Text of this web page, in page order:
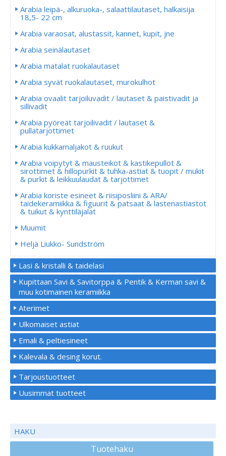
Arabia leipä-, alkuruoka-, salaattilautaset, halkaisija
18,5- 22 cm
Arabia varaosat, alustassit, kannet, kupit, jne
Arabia seinälautaset
Arabia matalat ruokalautaset
Arabia syvät ruokalautaset, murokulhot
Arabia ovaalit tarjoiluvadit / lautaset & paistivadit ja
sillivadit
Arabia pyöreät tarjoilivadit / lautaset &
pullatarjottimet
Arabia kukkamaljakot & ruukut
Arabia voipytyt & mausteikot & kastikepullot &
sirottimet & hillopurkit & tuhka-astiat & tuopit / mukit
& purkit & leikkuulaudat & tarjottimet
Arabia koriste esineet & riisiposliini & ARA/
taidekeramiikka & figuurit & patsaat & lastenastiastot
& tuikut & kynttiläjalat
Muumit
Heljä Liukko- Sundström
Lasi & kristalli & taidelasi
Kupittaan Savi & Savitorppa & Pentik & Kerman savi &
muu kotimainen keramiikka
Aterimet
Ulkomaiset astiat
Emali & peltiesineet
Kalevala & desing korut.
Tarjoustuotteet
Uusimmat tuotteet
HAKU
Tuotehaku